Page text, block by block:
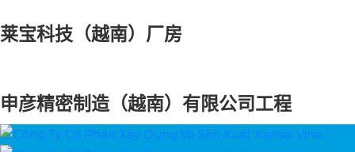
莱宝科技（越南）厂房
申彦精密制造（越南）有限公司工程